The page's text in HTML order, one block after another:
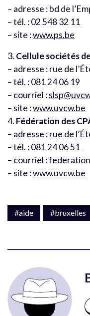
– adresse : bd de
– tél. : 02 548 32 11
– site :www.ps.be
3. Cellule sociétés
– adresse : rue de
– tél. : 081 24 06 19
– courriel :
– site :www.uvcw.be
4. Fédération des
– adresse : rue de
– tél. : 081 24 06 51
– courriel :
– site :www.uvcw.be
#aide #bruxelles